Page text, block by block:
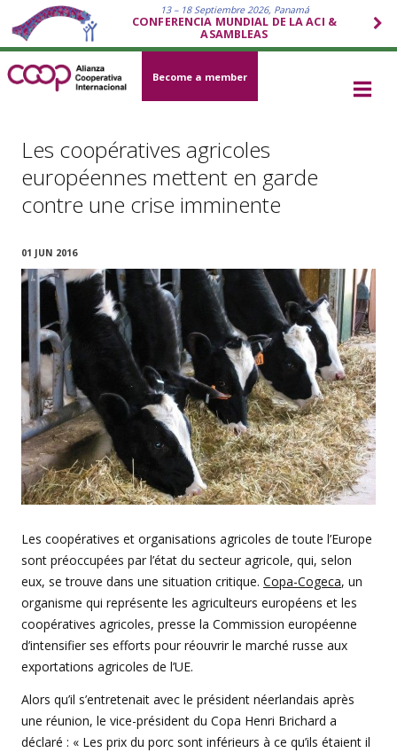
13 – 18 Septiembre 2026, Panamá
CONFERENCIA MUNDIAL DE LA ACI &
ASAMBLEAS
Become a member
Les coopératives agricoles
européennes mettent en garde
contre une crise imminente
01 JUN 2016
Les coopératives et organisations agricoles de toute l’Europe
sont préoccupées par l’état du secteur agricole, qui, selon
eux, se trouve dans une situation critique. Copa-Cogeca, un
organisme qui représente les agriculteurs européens et les
coopératives agricoles, presse la Commission européenne
d’intensifier ses efforts pour réouvrir le marché russe aux
exportations agricoles de l’UE.
Alors qu’il s’entretenait avec le président néerlandais après
une réunion, le vice-président du Copa Henri Brichard a
déclaré : « Les prix du porc sont inférieurs à ce qu’ils étaient il